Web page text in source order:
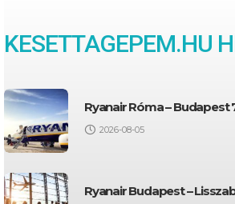
KESETTAGEPEM.HU
Ryanair Róma – Budapest
2026-08-05
Ryanair Budapest –